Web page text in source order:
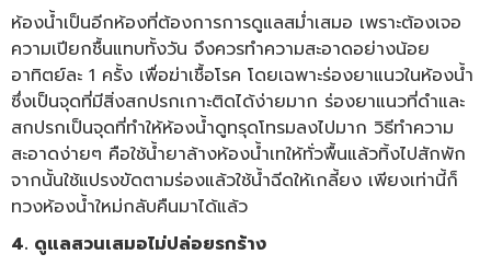
ห้องน้ำเป็นอีกห้องที่ต้องการการดูแลสม่ำเสมอ เพราะต้องเจอ
ความเปียกชื้นแทบทั้งวัน จึงควรทำความสะอาดอย่างน้อย
อาทิตย์ละ 1 ครั้ง เพื่อฆ่าเชื้อโรค โดยเฉพาะร่องยาแนวในห้องน้ำ
ซึ่งเป็นจุดที่มีสิ่งสกปรกเกาะติดได้ง่ายมาก ร่องยาแนวที่ดำและ
สกปรกเป็นจุดที่ทำให้ห้องน้ำดูทรุดโทรมลงไปมาก วิธีทำความ
สะอาดง่ายๆ คือใช้น้ำยาล้างห้องน้ำเทให้ทั่วพื้นแล้วทิ้งไปสักพัก
จากนั้นใช้แปรงขัดตามร่องแล้วใช้น้ำฉีดให้เกลี้ยง เพียงเท่านี้ก็
ทวงห้องน้ำใหม่กลับคืนมาได้แล้ว
4. ดูแลสวนเสมอไม่ปล่อยรกร้าง